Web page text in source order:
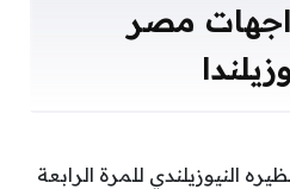
مصر
النيوزيلندي للمرة الرابعة